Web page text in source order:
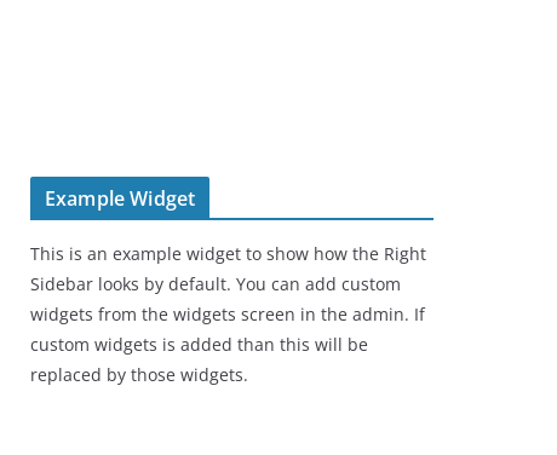
Example Widget
This is an example widget to show how the Right
Sidebar looks by default. You can add custom
widgets from the widgets screen in the admin. If
custom widgets is added than this will be
replaced by those widgets.